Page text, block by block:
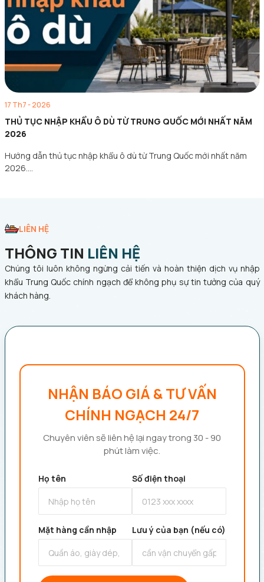
17 Th7 - 2026
THỦ TỤC NHẬP KHẨU Ô DÙ TỪ TRUNG QUỐC MỚI NHẤT NĂM
2026
Hướng dẫn thủ tục nhập khẩu ô dù từ Trung Quốc mới nhất năm
2026.…
LIÊN HỆ
THÔNG TIN LIÊN HỆ
Chúng tôi luôn không ngừng cải tiến và hoàn thiện dịch vụ nhập
khẩu Trung Quốc chính ngạch để không phụ sự tin tưởng của quý
khách hàng.
NHẬN BÁO GIÁ & TƯ VẤN
CHÍNH NGẠCH 24/7
Chuyên viên sẽ liên hệ lại ngay trong 30 - 90
phút làm việc.
Họ tên Số điện thoại
Mặt hàng cần nhập Lưu ý của bạn (nếu có)